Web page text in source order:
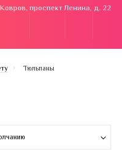
проспект Ленина, д. 22
Тюльпаны